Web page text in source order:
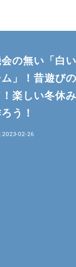
の無い「白い
」！昔遊び
楽しい冬休
う！
02-26